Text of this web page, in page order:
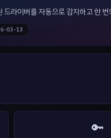
이버를 자동으로 감지하고 한 번
03-13
🔑